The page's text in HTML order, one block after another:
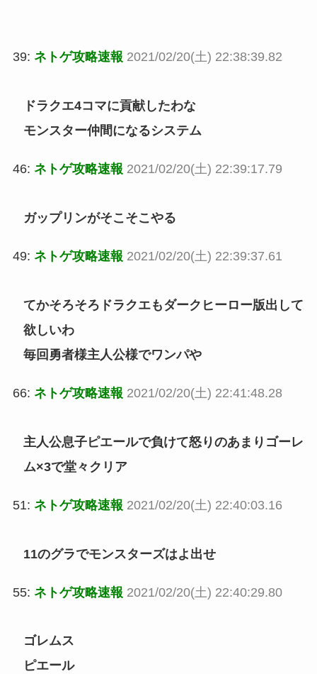
39: ネトゲ攻略速報 2021/02/20(土) 22:38:39.82
ドラクエ4コマに貢献したわな
モンスター仲間になるシステム
46: ネトゲ攻略速報 2021/02/20(土) 22:39:17.79
ガップリンがそこそこやる
49: ネトゲ攻略速報 2021/02/20(土) 22:39:37.61
てかそろそろドラクエもダークヒーロー版出して
欲しいわ
毎回勇者様主人公様でワンパや
66: ネトゲ攻略速報 2021/02/20(土) 22:41:48.28
主人公息子ピエールで負けて怒りのあまりゴーレ
ム×3で堂々クリア
51: ネトゲ攻略速報 2021/02/20(土) 22:40:03.16
11のグラでモンスターズはよ出せ
55: ネトゲ攻略速報 2021/02/20(土) 22:40:29.80
ゴレムス
ピエール